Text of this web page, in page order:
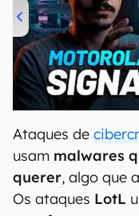
00:00/20:46
Ataques de
usam malwares
querer, algo que
Os ataques LotL